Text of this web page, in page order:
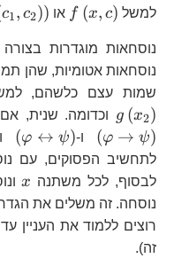
למשל
f (x, c) או c1, c2))
נוסחאות מוגדרות
נוסחאות אטומיות, שהן
שמות עצם כלשהם,
g (x2) וכדומה. שנית, אם
(φ → ψ) ו- (φ ↔ ψ)
לתחשיב הפסוקים, עם
לבסוף, לכל משתנה x
\forall
נוסחה. זה משלים את
רוצים ללמוד את העניין
זה).